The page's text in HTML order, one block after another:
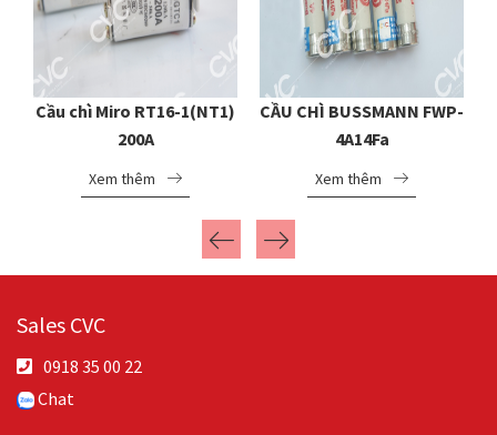
Cầu chì Miro RT16-1(NT1)
200A
Xem thêm
CẦU CHÌ BUSSMANN FWP-
4A14Fa
Xem thêm
Sales CVC
0918 35 00 22
Chat